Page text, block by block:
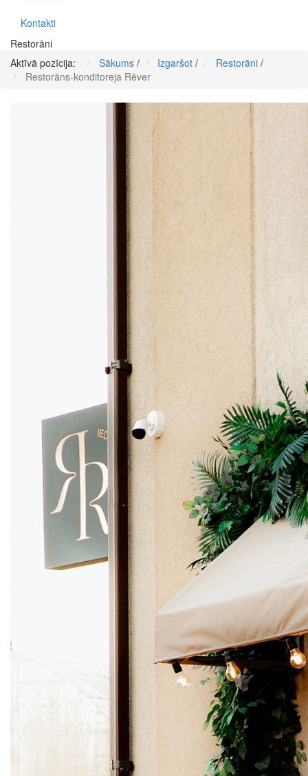
Kontakti
Restorāni
Aktīvā pozīcija:
Sākums / Izgaršot / Restorāni /
Restorāns-konditoreja Rēver